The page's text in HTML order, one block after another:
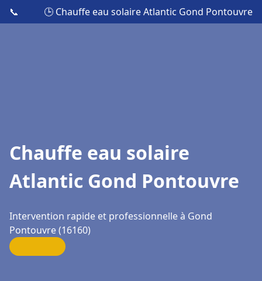
📞 🕒 Chauffe eau solaire Atlantic Gond Pontouvre
Chauffe eau solaire
Atlantic Gond Pontouvre
Intervention rapide et professionnelle à Gond
Pontouvre (16160)